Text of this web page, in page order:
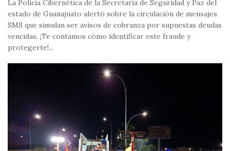
La Policía Cibernética de la Secretaría de Seguridad y Paz del
estado de Guanajuato alertó sobre la circulación de mensajes
SMS que simulan ser avisos de cobranza por supuestas deudas
vencidas. ¡Te contamos cómo identificar este fraude y
protegerte!...